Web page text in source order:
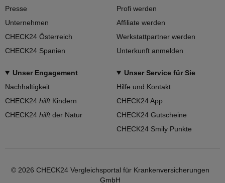
Presse
Unternehmen
CHECK24 Österreich
CHECK24 Spanien
Profi werden
Affiliate werden
Werkstattpartner werden
Unterkunft anmelden
Unser Engagement
Nachhaltigkeit
CHECK24 hilftKindern
CHECK24 hilftder Natur
Unser Service für Sie
Hilfe und Kontakt
CHECK24 App
CHECK24 Gutscheine
CHECK24 Smily Punkte
© 2026 CHECK24 Vergleichsportal für Krankenversicherungen
GmbH